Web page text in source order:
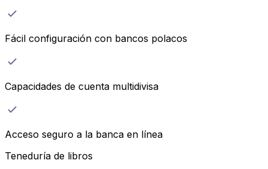
Fácil configuración con bancos polacos
Capacidades de cuenta multidivisa
Acceso seguro a la banca en línea
Teneduría de libros